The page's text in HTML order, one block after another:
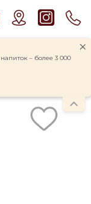
– более 3 000